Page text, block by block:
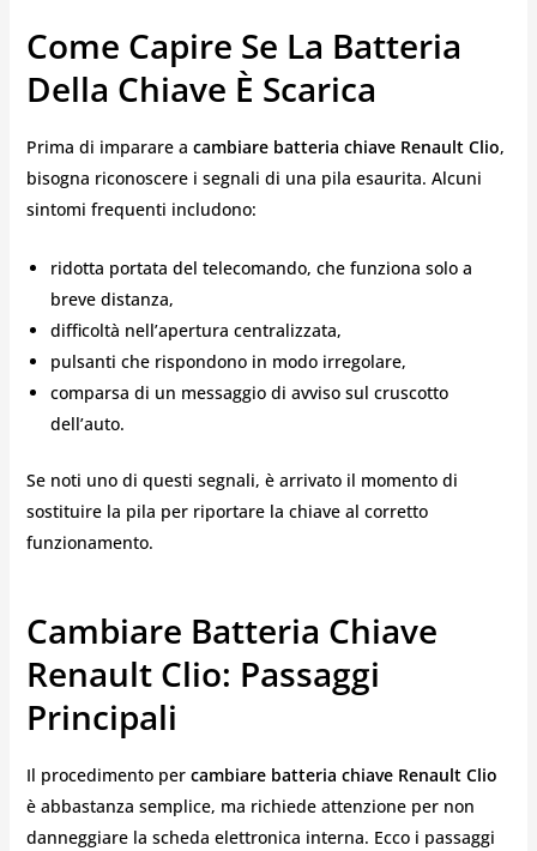
Come Capire Se La Batteria
Della Chiave È Scarica
Prima di imparare a cambiare batteria chiave Renault Clio,
bisogna riconoscere i segnali di una pila esaurita. Alcuni
sintomi frequenti includono:
ridotta portata del telecomando, che funziona solo a
breve distanza,
difficoltà nell’apertura centralizzata,
pulsanti che rispondono in modo irregolare,
comparsa di un messaggio di avviso sul cruscotto
dell’auto.
Se noti uno di questi segnali, è arrivato il momento di
sostituire la pila per riportare la chiave al corretto
funzionamento.
Cambiare Batteria Chiave
Renault Clio: Passaggi
Principali
Il procedimento per cambiare batteria chiave Renault Clio
è abbastanza semplice, ma richiede attenzione per non
danneggiare la scheda elettronica interna. Ecco i passaggi